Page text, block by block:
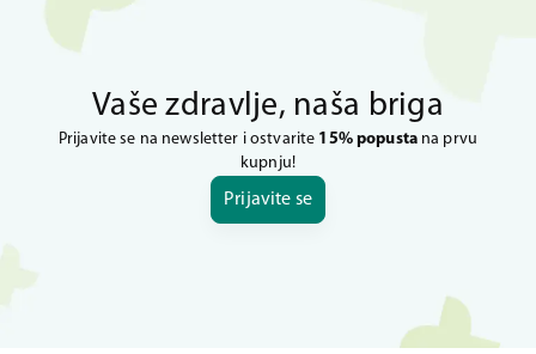
Vaše zdravlje, naša briga
Prijavite se na newsletter i ostvarite 15% popustana prvu
kupnju!
Prijavite se